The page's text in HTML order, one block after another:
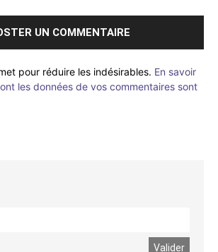
pour réduire les indésirables. En savoir
les données de vos commentaires sont